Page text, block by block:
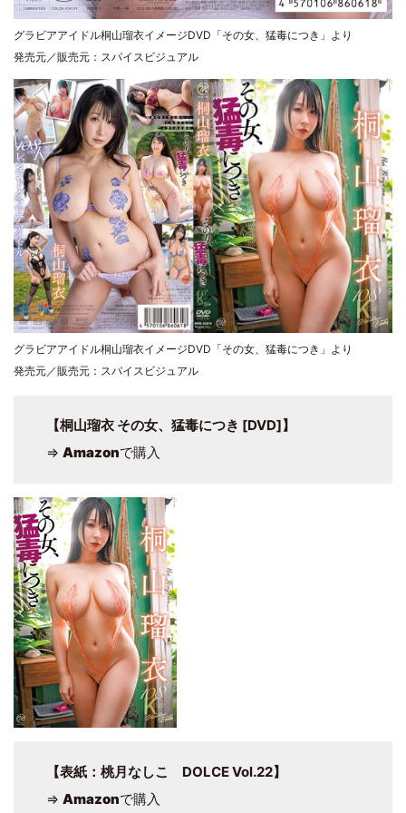
グラビアアイドル桐山瑠衣イメージDVD「その女、猛毒につき」より
発売元／販売元：スパイスビジュアル
グラビアアイドル桐山瑠衣イメージDVD「その女、猛毒につき」より
発売元／販売元：スパイスビジュアル
【桐山瑠衣 その女、猛毒につき [DVD]】
⇒ Amazonで購入
【表紙：桃月なしこ DOLCE Vol.22】
⇒ Amazonで購入